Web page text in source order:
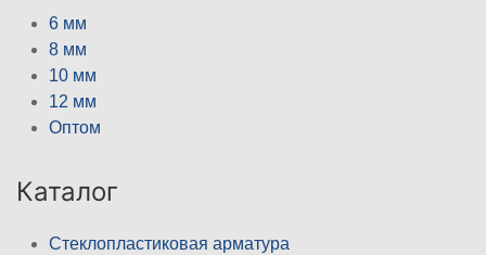
6 мм
8 мм
10 мм
12 мм
Оптом
Каталог
Стеклопластиковая арматура